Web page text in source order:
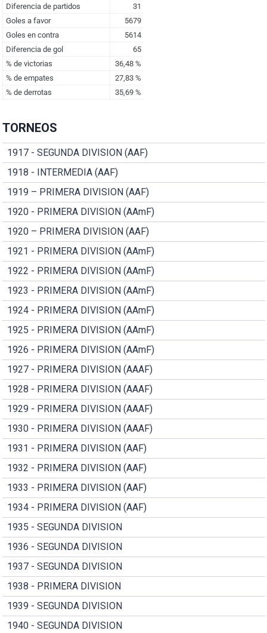
TORNEOS
1917 - SEGUNDA DIVISION (AAF)
1918 - INTERMEDIA (AAF)
1919 – PRIMERA DIVISION (AAF)
1920 - PRIMERA DIVISION (AAmF)
1920 – PRIMERA DIVISION (AAF)
1921 - PRIMERA DIVISION (AAmF)
1922 - PRIMERA DIVISION (AAmF)
1923 - PRIMERA DIVISION (AAmF)
1924 - PRIMERA DIVISION (AAmF)
1925 - PRIMERA DIVISION (AAmF)
1926 - PRIMERA DIVISION (AAmF)
1927 - PRIMERA DIVISION (AAAF)
1928 - PRIMERA DIVISION (AAAF)
1929 - PRIMERA DIVISION (AAAF)
1930 - PRIMERA DIVISION (AAAF)
1931 - PRIMERA DIVISION (AAF)
1932 - PRIMERA DIVISION (AAF)
1933 - PRIMERA DIVISION (AAF)
1934 - PRIMERA DIVISION (AAF)
1935 - SEGUNDA DIVISION
1936 - SEGUNDA DIVISION
1937 - SEGUNDA DIVISION
1938 - PRIMERA DIVISION
1939 - SEGUNDA DIVISION
1940 - SEGUNDA DIVISION